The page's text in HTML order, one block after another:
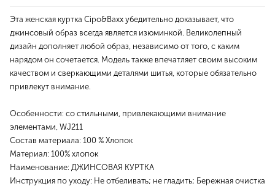
Эта женская куртка Cipo&Baxx убедительно доказывает, что
джинсовый образ всегда является изюминкой. Великолепный
дизайн дополняет любой образ, независимо от того, с каким
нарядом он сочетается. Модель также впечатляет своим высоким
качеством и сверкающими деталями шитья, которые обязательно
привлекут внимание.
Особенности: со стильными, привлекающими внимание
элементами, WJ211
Состав материала: 100 % Хлопок
Материал: 100% хлопок
Наименование: ДЖИНСОВАЯ КУРТКА
Инструкция по уходу: Не отбеливать; не гладить; Бережная очистка